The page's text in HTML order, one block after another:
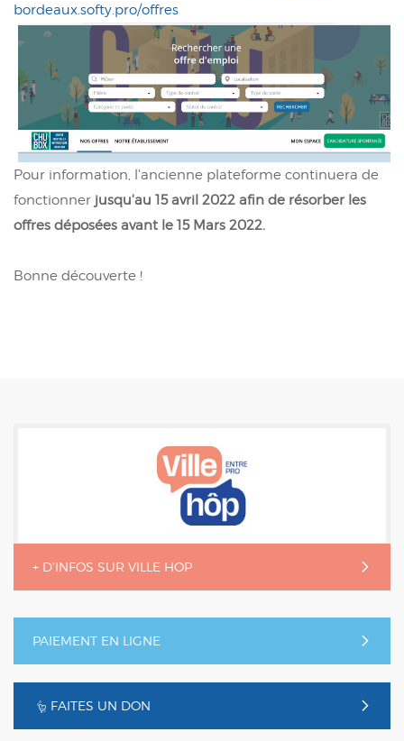
bordeaux.softy.pro/offres
Pour information, l'ancienne plateforme continuera de
fonctionner jusqu'au 15 avril 2022 afin de résorber les
offres déposées avant le 15 Mars 2022.
Bonne découverte !
+ D'INFOS SUR VILLE HOP
PAIEMENT EN LIGNE
FAITES UN DON